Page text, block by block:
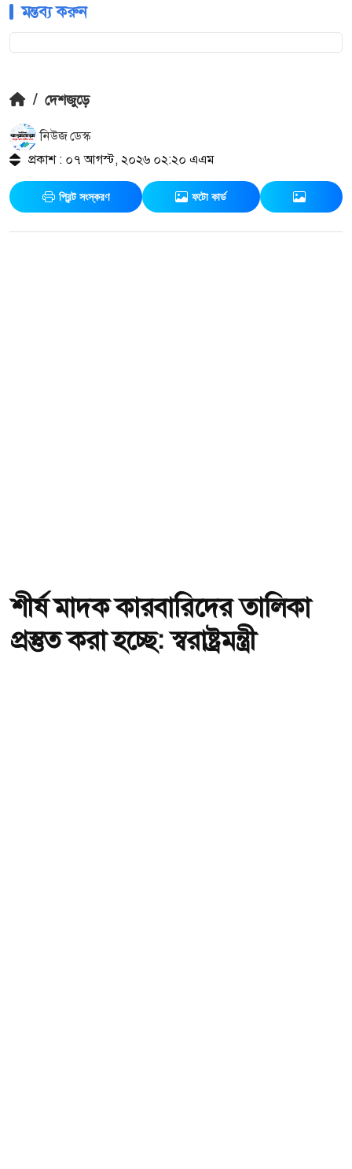
মন্তব্য করুন
/ দেশজুড়ে
নিউজ ডেস্ক
প্রকাশ : ০৭ আগস্ট, ২০২৬ ০২:২০ এএম
প্রিন্ট সংস্করণ ফটো কার্ড
শীর্ষ মাদক কারবারিদের তালিকা
প্রস্তুত করা হচ্ছে: স্বরাষ্ট্রমন্ত্রী